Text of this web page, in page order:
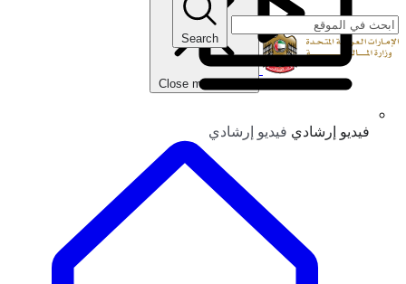
فيديو إرشادي فيديو إرشادي
Close main menu
Search